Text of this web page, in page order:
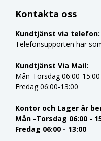
Kontakta oss
Kundtjänst via telefon:
Telefonsupporten har
Kundtjänst Via Mail:
Mån-Torsdag 06:00-15:00
Fredag 06:00-13:00
Kontor och Lager är
Mån -Torsdag 06:00 -
Fredag 06:00 - 13:00